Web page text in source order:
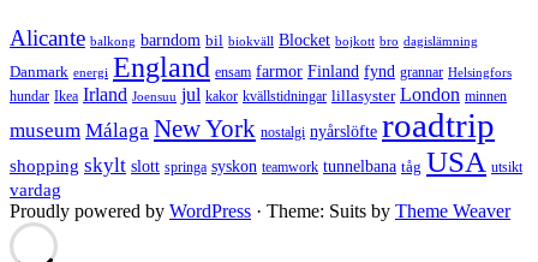
Alicante balkong barndom bil biokväll Blocket bojkott bro dagislämning
Danmark energi England ensam farmor Finland fynd grannar Helsingfors
hundar Ikea Irland Joensuu jul kakor kvällstidningar lillasyster London minnen
museum Málaga New York nostalgi nyårslöfte roadtrip
shopping skylt slott springa syskon teamwork tunnelbana tåg USA utsikt
vardag
Proudly powered by WordPress · Theme: Suits by Theme Weaver